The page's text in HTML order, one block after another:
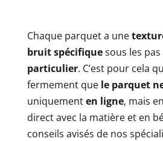
Chaque parquet a une
bruit spécifiquesous les
particulier. C’est pour cela
fermement que le parquet
uniquementen ligne, mais
direct avec la matière et en
conseils avisés de nos